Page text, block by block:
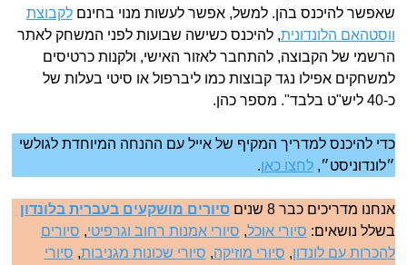
שאפשר להיכנס בהן. למשל, אפשר לעשות מנוי בחינםלקבוצת
ווסטהאם הלונדונית, להיכנס כשישה שבועות לפני המשחק לאתר
הרשמי של הקבוצה, להתחבר לאזור האישי, ולקנות כרטיסים
למשחקים אפילו נגד קבוצות כמו ליברפול או סיטי בעלות של
כ-40 ליש"ט בלבד". מספר כהן.
כדי להיכנס למדריך המקיף של אייל עם ההנחה המיוחדת לגולשי
״לונדוניסט״,לחצו כאן.
אנחנו מדריכים כבר 8 שנים
סיורים מושקעים בעברית בלונדון
בשלל נושאים: סיורי אוכל, סיורי אמנות רחוב וגרפיטי, סיורים
להכרות עם לונדון, סיורי מוזיקה, סיורי שכונות מגניבות, סיורי